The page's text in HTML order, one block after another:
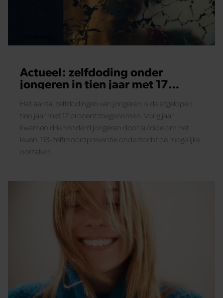
Actueel: zelfdoding onder
jongeren in tien jaar met 17
Het aantal zelfdodingen van jongeren is de afgelopen
tien jaar met 17 procent toegenomen. Vorig jaar
kwamen driehonderd jongeren door suïcide om het
leven. 113-zelfmoordpreventie onderzocht de mogelijke
oorzaken.